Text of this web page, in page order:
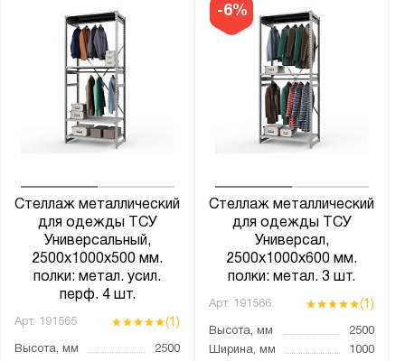
Стеллаж металлический
для одежды ТСУ
Универсальный,
2500х1000х500 мм.
полки: метал. усил.
перф. 4 шт.
Арт. 191565 (1)
Высота, мм 2500
-6%
Стеллаж металлический
для одежды ТСУ
Универсал,
2500х1000х600 мм.
полки: метал. 3 шт.
Арт. 191566 (1)
Высота, мм
2500
Ширина, мм
1000